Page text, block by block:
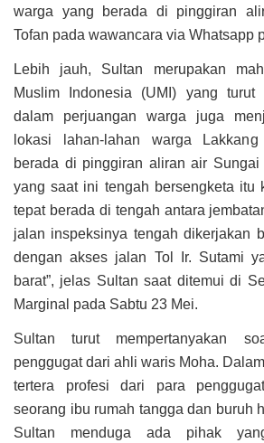
warga yang berada di pinggiran
Tofan pada wawancara via Whatsapp
Lebih jauh, Sultan merupakan
Muslim Indonesia (UMI) yang turut
dalam perjuangan warga juga
lokasi lahan-lahan warga
berada di pinggiran aliran air Sungai
yang saat ini tengah bersengketa itu
tepat berada di tengah antara
jalan inspeksinya tengah dikerjakan
dengan akses jalan Tol Ir. Sutami
barat”, jelas Sultan saat ditemui di
Marginal pada Sabtu 23 Mei.
Sultan turut mempertanyakan
penggugat dari ahli waris Moha.
tertera profesi dari para
seorang ibu rumah tangga dan buruh
Sultan menduga ada pihak